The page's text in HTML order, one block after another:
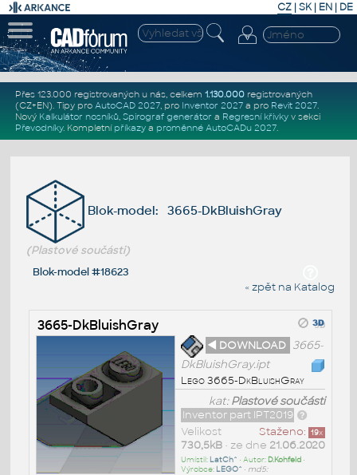
CZ | SK| EN | DE
Přes 123.000 registrovaných u nás, celkem 1.130.000registrovaných
(CZ+EN). Tipy pro AutoCAD 2027, pro Inventor 2027a pro Revit 2027.
Nový Kalkulátor nosníků, Spirograf generátor a Regresní křivkyv sekci
Převodníky. Kompletní příkazya proměnné AutoCADu 2027.
Blok-model: 3665-DkBluishGray
(Plastové součásti)
Blok-model #18623
« zpět na Katalog
3665-DkBluishGray
◄ DOWNLOAD 3665-
DkBluishGray.ipt
Lego 3665-DkBluishGray
kat:Plastové součásti
Inventor part IPT2019
Staženo: 19x
Velikost
730,5kB• ze dne 21.06.2020
Umístil: LatCh^ • Autor: D.Kohfeld•
Výrobce: LEGO^ • md5: